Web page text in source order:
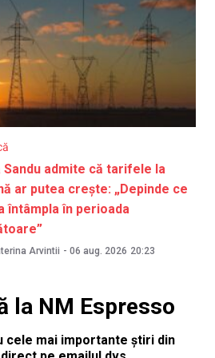
Sandu admite că tarifele la
ar putea crește: „Depinde ce
întâmpla în perioada
Arvintii - 06 aug. 2026 20:23
la NM Espresso
cele mai importante știri din